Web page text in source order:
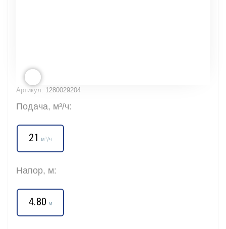
Артикул: 1280029204
Подача, м³/ч:
21 м³/ч
Напор, м:
4.80 м